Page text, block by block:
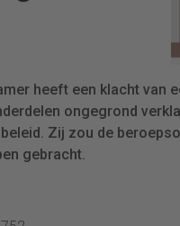
heeft een klacht van
ongegrond
Zij zou de
gebracht.